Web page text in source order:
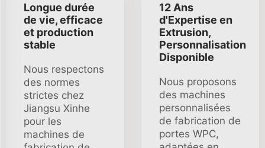
Longue durée
de vie, efficace
et production
stable
Nous respectons
des normes
strictes chez
Jiangsu Xinhe
pour les
machines de
12 Ans
d'Expertise en
Extrusion,
Personnalisation
Disponible
Nous proposons
des machines
personnalisées
de fabrication de
portes WPC,